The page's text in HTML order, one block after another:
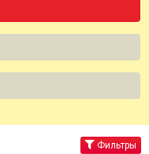
Фильтры